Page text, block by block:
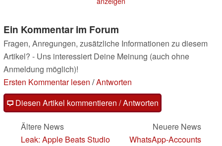
Ein Kommentar im Forum
Fragen, Anregungen, zusätzliche Informationen zu diesem
Artikel? - Uns interessiert Deine Meinung (auch ohne
Anmeldung möglich)!
Ersten Kommentar lesen /Antworten
Diesen Artikel kommentieren / Antworten
Ältere News
Leak: Apple Beats Studio
Neuere News
WhatsApp-Accounts